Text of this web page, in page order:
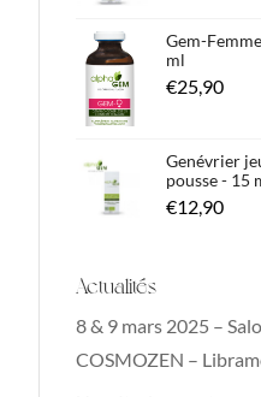
Gem-
ml
€25,90
Genévrier
pousse - 15
€12,90
Actualités
8 & 9 mars 2025 –
COSMOZEN –